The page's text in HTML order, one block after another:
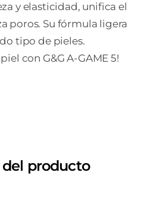
y elasticidad, unifica el
poros. Su fórmula ligera
tipo de pieles.
con G&G A-GAME 5!
producto